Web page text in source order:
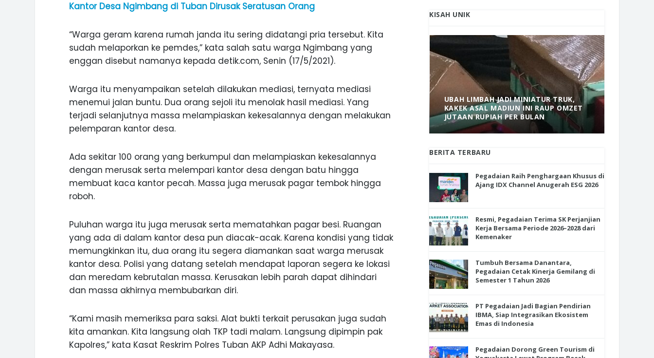
Kantor Desa Ngimbang di Tuban Dirusak Seratusan Orang
“Warga geram karena rumah janda itu sering didatangi pria tersebut. Kita
sudah melaporkan ke pemdes,” kata salah satu warga Ngimbang yang
enggan disebut namanya kepada detik.com, Senin (17/5/2021).
Warga itu menyampaikan setelah dilakukan mediasi, ternyata mediasi
menemui jalan buntu. Dua orang sejoli itu menolak hasil mediasi. Yang
terjadi selanjutnya massa melampiaskan kekesalannya dengan melakukan
pelemparan kantor desa.
Ada sekitar 100 orang yang berkumpul dan melampiaskan kekesalannya
dengan merusak serta melempari kantor desa dengan batu hingga
membuat kaca kantor pecah. Massa juga merusak pagar tembok hingga
roboh.
Puluhan warga itu juga merusak serta mematahkan pagar besi. Ruangan
yang ada di dalam kantor desa pun diacak-acak. Karena kondisi yang tidak
memungkinkan itu, dua orang itu segera diamankan saat warga merusak
kantor desa. Polisi yang datang setelah mendapat laporan segera ke lokasi
dan meredam kebrutalan massa. Kerusakan lebih parah dapat dihindari
dan massa akhirnya membubarkan diri.
“Kami masih memeriksa para saksi. Alat bukti terkait perusakan juga sudah
kita amankan. Kita langsung olah TKP tadi malam. Langsung dipimpin pak
Kapolres,” kata Kasat Reskrim Polres Tuban AKP Adhi Makayasa.
KISAH UNIK
MANIS, LEGIT, DAN PAHIT, NIKMATNYA
DURIAN SEGULUNG MADIUN
ANAK-ANAK BOJONEGORO DAN
NGANJUK SEKOLAH DI SMPN SARADAN
SEJAK 1996
UBAH LIMBAH JADI MINIATUR TRUK,
KAKEK ASAL MADIUN INI RAUP OMZET
JUTAAN RUPIAH PER BULAN
BERITA TERBARU
Pegadaian Raih Penghargaan Khusus di
Ajang IDX Channel Anugerah ESG 2026
Resmi, Pegadaian Terima SK Perjanjian
Kerja Bersama Periode 2026–2028 dari
Kemenaker
Tumbuh Bersama Danantara,
Pegadaian Cetak Kinerja Gemilang di
Semester 1 Tahun 2026
PT Pegadaian Jadi Bagian Pendirian
IBMA, Siap Integrasikan Ekosistem
Emas di Indonesia
Pegadaian Dorong Green Tourism di